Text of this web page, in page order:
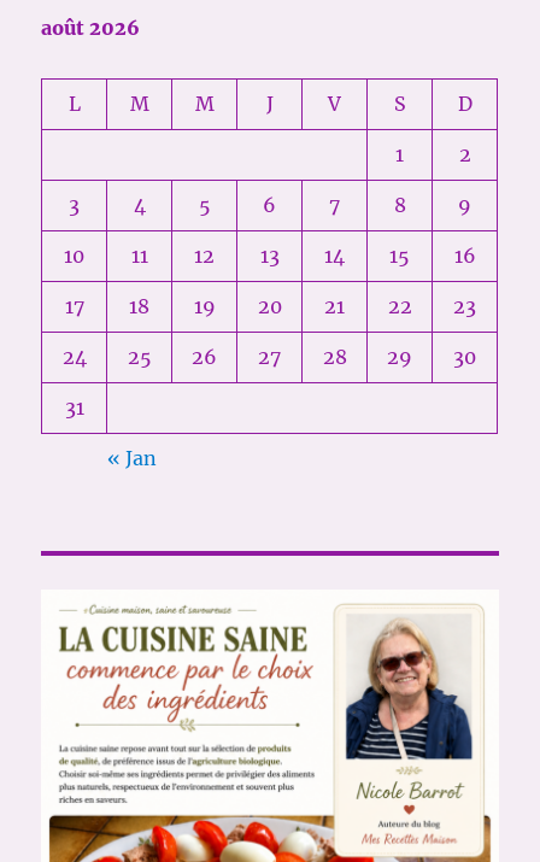
août 2026
L M M J V S D
1 2
3 4 5 6 7 8 9
10 11 12 13 14 15 16
17 18 19 20 21 22 23
24 25 26 27 28 29 30
31
« Jan